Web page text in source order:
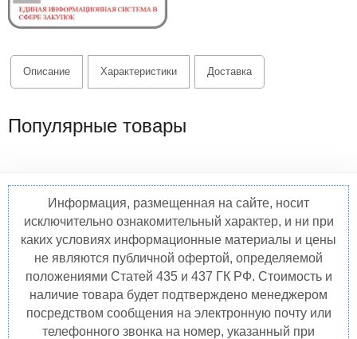
Описание Характеристики Доставка
Популярные товары
Информация, размещенная на сайте, носит
исключительно ознакомительный характер, и ни при
каких условиях информационные материалы и цены
не являются публичной офертой, определяемой
положениями Статей 435 и 437 ГК РФ. Стоимость и
наличие товара будет подтверждено менеджером
посредством сообщения на электронную почту или
телефонного звонка на номер, указанный при